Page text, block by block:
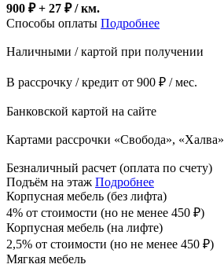
900 ₽ + 27 ₽/ км.
Способы оплаты Подробнее
Наличными / картой при получении
В рассрочку / кредит от 900 ₽ / мес.
Банковской картой на сайте
Картами рассрочки «Свобода», «Халва»
Безналичный расчет (оплата по счету)
Подъём на этаж Подробнее
Корпусная мебель (без лифта)
4% от стоимости (но не менее 450 ₽)
Корпусная мебель (на лифте)
2,5% от стоимости (но не менее 450 ₽)
Мягкая мебель